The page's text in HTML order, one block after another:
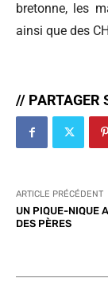
bretonne, les
ainsi que des
// PARTAGER
ARTICLE PRÉCÉDENT
UN PIQUE-NIQUE
DES PÈRES